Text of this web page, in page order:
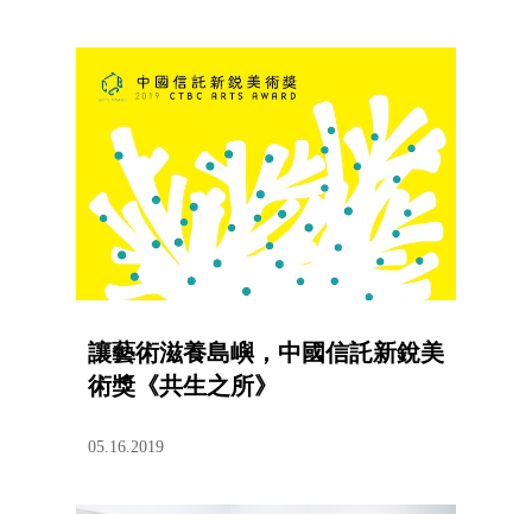
讓藝術滋養島嶼，中國信託新銳美
術獎《共生之所》
05.16.2019